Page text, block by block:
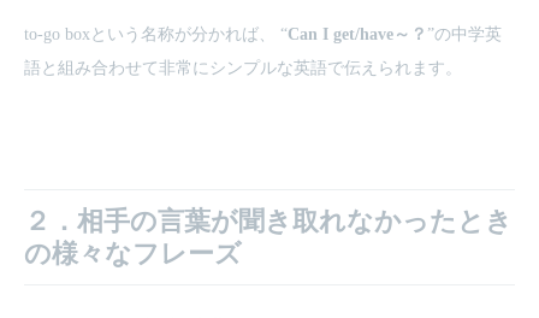
to-go boxという名称が分かれば、 “Can I get/have～？ ”の中学英
語と組み合わせて非常にシンプルな英語で伝えられます。
２．相手の言葉が聞き取れなかったとき
の様々なフレーズ